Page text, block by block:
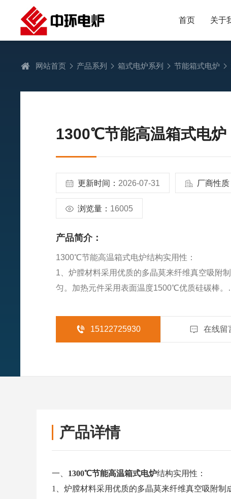
首页 关于
网站首页 产品系列 箱式电炉系列 节能箱式电炉
1300℃节能高温箱式电炉
更新时间： 2026-07-31 厂商性质
浏览量： 16005
产品简介：
1300℃节能高温箱式电炉结构实用性：
1、炉膛材料采用优质的多晶莫来纤维真空吸附
匀。加热元件采用表面温度1500℃优质硅碳棒。
时，排温风扇将自动启动，使炉体表面快速降温
15122725930
在线留
产品详情
一、 1300℃节能高温箱式电炉结构实用性：
1、炉膛材料采用优质的多晶莫来纤维真空吸附